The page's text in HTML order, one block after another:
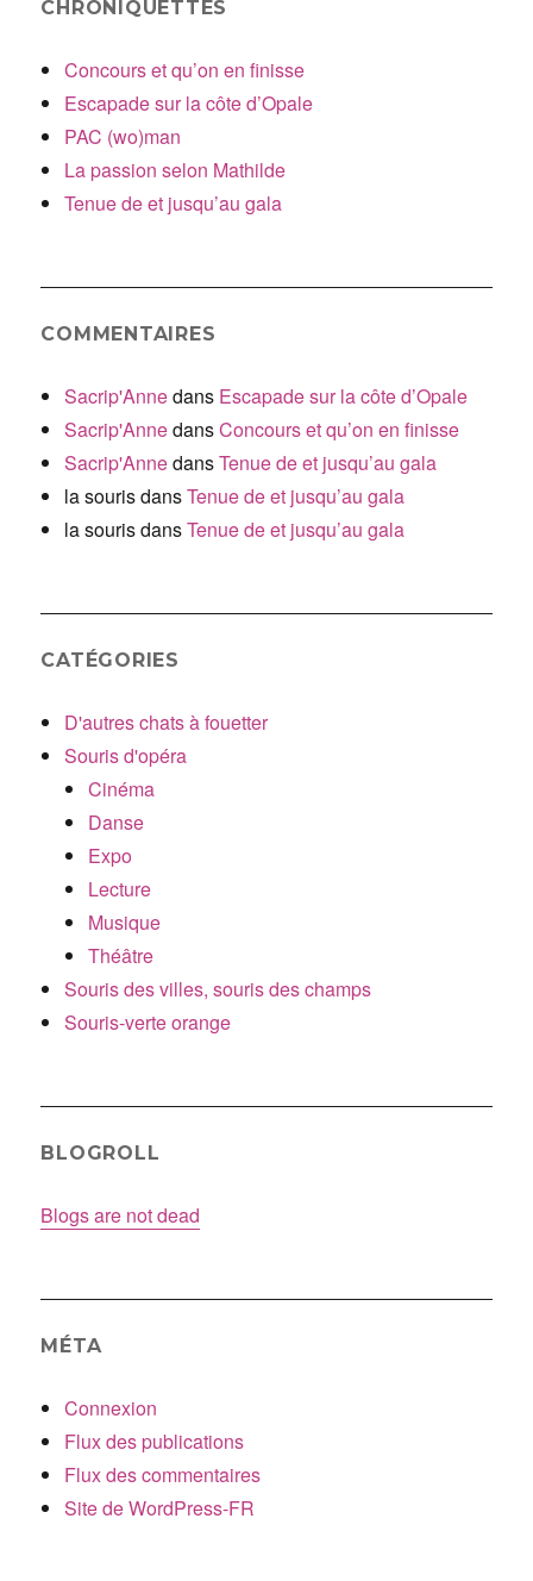
CHRONIQUETTES
Concours et qu’on en finisse
Escapade sur la côte d’Opale
PAC (wo)man
La passion selon Mathilde
Tenue de et jusqu’au gala
COMMENTAIRES
Sacrip'Annedans Escapade sur la côte d’Opale
Sacrip'AnnedansConcours et qu’on en finisse
Sacrip'AnnedansTenue de et jusqu’au gala
la sourisdansTenue de et jusqu’au gala
la sourisdansTenue de et jusqu’au gala
CATÉGORIES
D'autres chats à fouetter
Souris d'opéra
Cinéma
Danse
Expo
Lecture
Musique
Théâtre
Souris des villes, souris des champs
Souris-verte orange
BLOGROLL
Blogs are not dead
MÉTA
Connexion
Flux des publications
Flux des commentaires
Site de WordPress-FR